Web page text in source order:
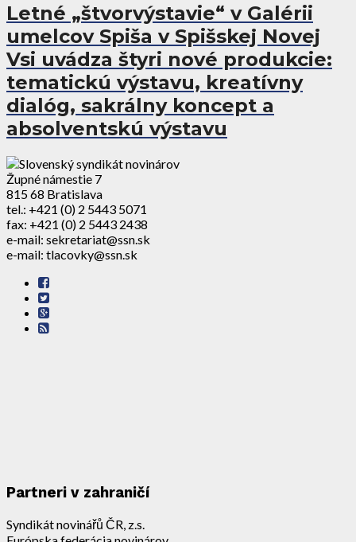
Letné „štvorvýstavie“ v Galérii
umelcov Spiša v Spišskej Novej
Vsi uvádza štyri nové produkcie:
tematickú výstavu, kreatívny
dialóg, sakrálny koncept a
absolventskú výstavu
Župné námestie 7
815 68 Bratislava
tel.: +421 (0) 2 5443 5071
fax: +421 (0) 2 5443 2438
e-mail: sekretariat@ssn.sk
e-mail: tlacovky@ssn.sk
Partneri v zahraničí
Syndikát novinářů ČR, z.s.